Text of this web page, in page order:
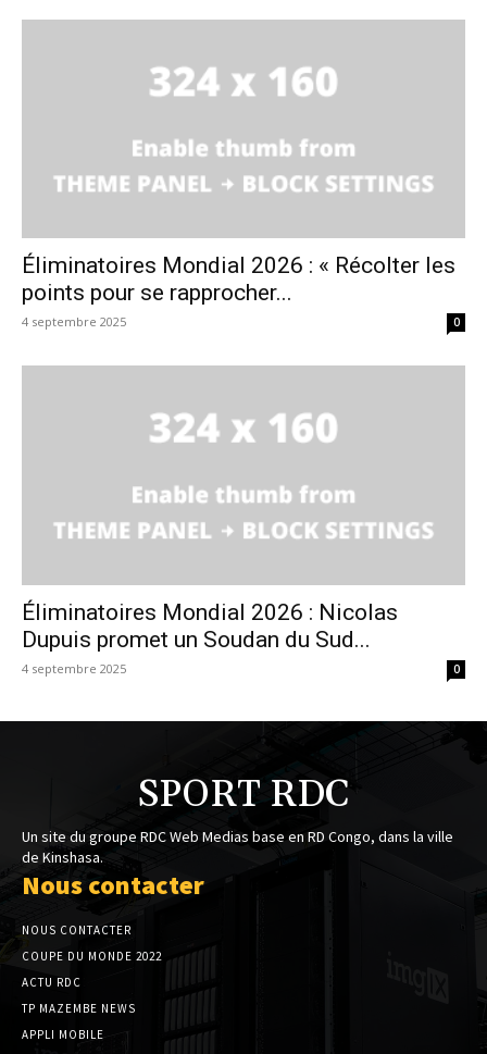
Éliminatoires Mondial 2026 : « Récolter les
points pour se rapprocher...
4 septembre 2025 0
Éliminatoires Mondial 2026 : Nicolas
Dupuis promet un Soudan du Sud...
4 septembre 2025 0
SPORT RDC
Un site du groupe RDC Web Medias base en RD Congo, dans la ville
de Kinshasa.
Nous contacter
NOUS CONTACTER
COUPE DU MONDE 2022
ACTU RDC
TP MAZEMBE NEWS
APPLI MOBILE